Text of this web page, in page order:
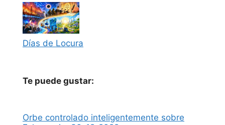
Días de Locura
Te puede gustar:
Orbe controlado inteligentemente sobre